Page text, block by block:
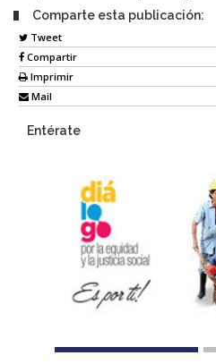
Comparte esta publicación:
Tweet
Compartir
Imprimir
Mail
Entérate